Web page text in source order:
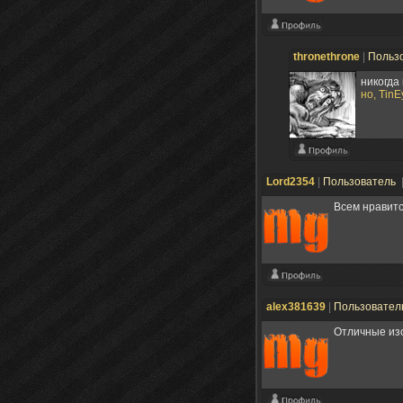
thronethrone
но,
Lord2354 Пользователь
Всем
alex381639
Отличные